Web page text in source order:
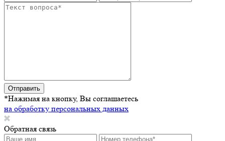
Отправить
*Нажимая на кнопку, Вы соглашаетесь
на обработку персональных данных
Обратная связь